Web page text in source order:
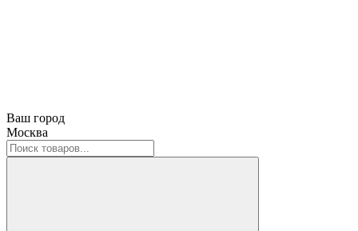
Ваш город
Москва